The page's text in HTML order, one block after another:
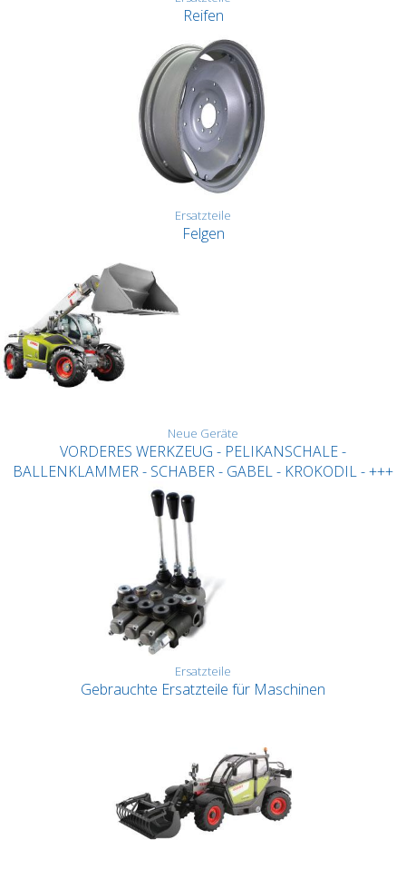
Reifen
Ersatzteile
Felgen
Neue Geräte
VORDERES WERKZEUG - PELIKANSCHALE -
BALLENKLAMMER - SCHABER - GABEL - KROKODIL - +++
Ersatzteile
Gebrauchte Ersatzteile für Maschinen